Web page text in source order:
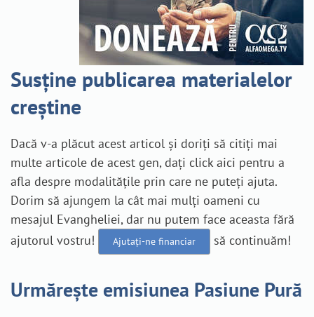
Susține publicarea materialelor
creștine
Dacă v-a plăcut acest articol și doriți să citiți mai
multe articole de acest gen, dați click aici pentru a
afla despre modalitățile prin care ne puteți ajuta.
Dorim să ajungem la cât mai mulți oameni cu
mesajul Evangheliei, dar nu putem face aceasta fără
ajutorul vostru!
Ajutați-ne financiar să continuăm!
Urmărește emisiunea Pasiune Pură